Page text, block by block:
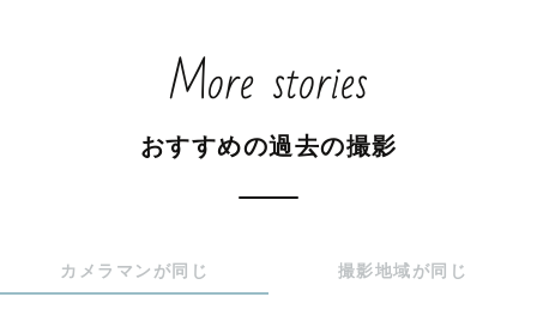
More stories
おすすめの過去の撮影
カメラマンが同じ 撮影地域が同じ